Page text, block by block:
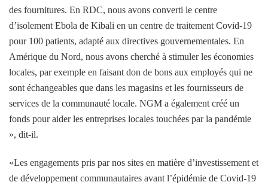
des fournitures. En RDC, nous avons converti le centre
d’isolement Ebola de Kibali en un centre de traitement Covid-19
pour 100 patients, adapté aux directives gouvernementales. En
Amérique du Nord, nous avons cherché à stimuler les économies
locales, par exemple en faisant don de bons aux employés qui ne
sont échangeables que dans les magasins et les fournisseurs de
services de la communauté locale. NGM a également créé un
fonds pour aider les entreprises locales touchées par la pandémie
», dit-il.
«Les engagements pris par nos sites en matière d’investissement et
de développement communautaires avant l’épidémie de Covid-19